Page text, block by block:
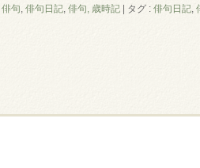
俳句 俳句日記 俳句, 歳時記 タグ : 俳句日記